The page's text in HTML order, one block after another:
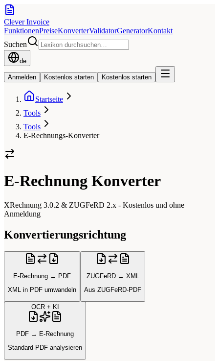
Clever Invoice
FunktionenPreiseKonverterValidatorGeneratorKontakt
Suchen
de
Anmelden Kostenlos starten Kostenlos starten
Startseite
Tools
Tools
E-Rechnungs-Konverter
E-Rechnung Konverter
XRechnung 3.0.2 & ZUGFeRD 2.x - Kostenlos und ohne
Anmeldung
Konvertierungsrichtung
E-Rechnung → PDF
XML in PDF umwandeln
ZUGFeRD → XML
Aus ZUGFeRD-PDF
OCR + KI
PDF → E-Rechnung
Standard-PDF analysieren